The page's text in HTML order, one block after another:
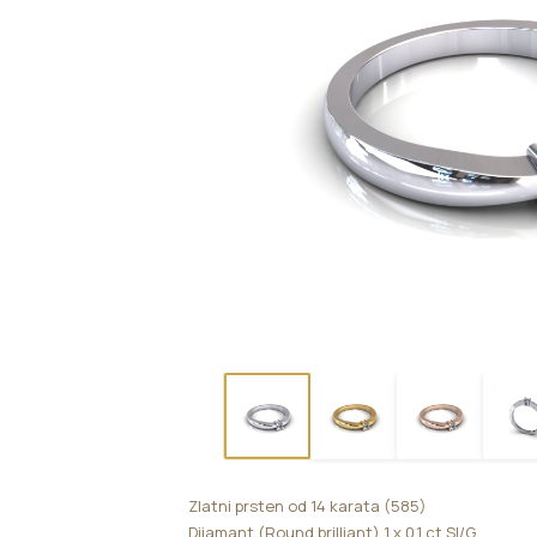
Zlatni prsten od 14 karata (585)
Dijamant (Round brilliant) 1 x 0,1 ct SI/G